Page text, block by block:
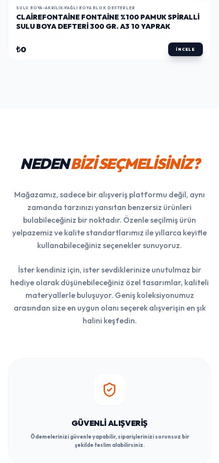
SULU BOYA-AKRILIK-YAĞLI BOYA BLOK DEFTERLER
CLAIREFONTAINE FONTAINE %100 PAMUK SPIRALLI
SULU BOYA DEFTERI 300 GR. A3 10 YAPRAK
₺0 İNCELE
NEDENBİZİ SEÇMELİSİNİZ?
Mağazamız, sadece bir alışveriş platformu değil, aynı
zamanda tarzınızı yansıtan benzersiz ürünleri
bulabileceğiniz bir noktadır. Özenle seçilmiş ürün
yelpazemiz ve kalite standartlarımız ile yıllarca keyifle
kullanabileceğiniz seçenekler sunuyoruz.
İster kendiniz için, ister sevdiklerinize unutulmaz bir
hediye olarak düşünebileceğiniz özel tasarımlar, kaliteli
materyallerle buluşuyor. Geniş koleksiyonumuz
arasından size en uygun olanı seçerek alışverişin en şık
halini keşfedin.
GÜVENLI ALIŞVERIŞ
Ödemelerinizi güvenle yapabilir, siparişlerinizi sorunsuz bir
şekilde teslim alabilirsiniz.